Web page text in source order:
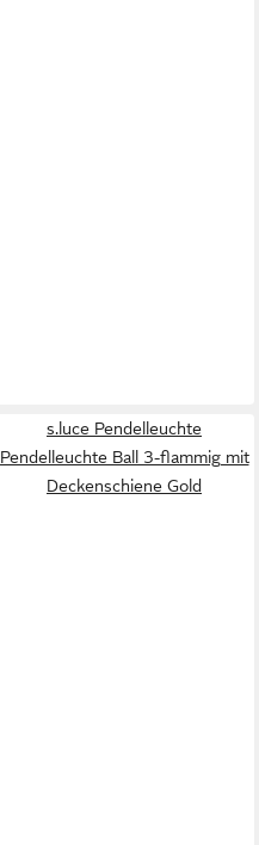
s.luce Pendelleuchte
Pendelleuchte Ball 3-flammig mit
Deckenschiene Gold